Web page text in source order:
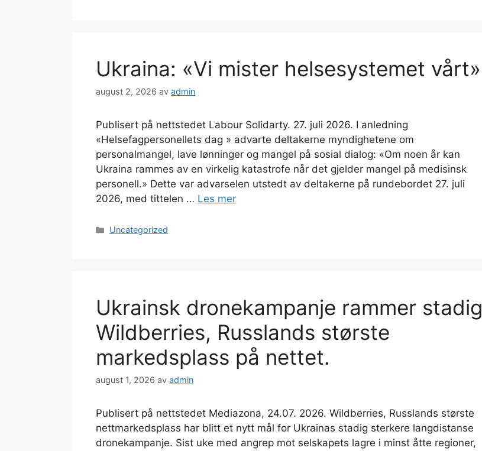
Ukraina: «Vi mister helsesystemet vårt»
august 2, 2026 av admin
Publisert på nettstedet Labour Solidarty. 27. juli 2026. I anledning
«Helsefagpersonellets dag » advarte deltakerne myndighetene om
personalmangel, lave lønninger og mangel på sosial dialog: «Om noen år kan
Ukraina rammes av en virkelig katastrofe når det gjelder mangel på medisinsk
personell.» Dette var advarselen utstedt av deltakerne på rundebordet 27. juli
2026, med tittelen … Les mer
Kategorier
Uncategorized
Ukrainsk dronekampanje rammer stadig
Wildberries, Russlands største
markedsplass på nettet.
august 1, 2026 av admin
Publisert på nettstedet Mediazona, 24.07. 2026. Wildberries, Russlands største
nettmarkedsplass har blitt et nytt mål for Ukrainas stadig sterkere langdistanse
dronekampanje. Sist uke med angrep mot selskapets lagre i minst åtte regioner,